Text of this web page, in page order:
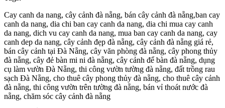
Cay canh da nang, cây cảnh đà nẵng, bán cây cảnh đà nẵng,ban cay
canh da nang, dia chi ban cay canh da nang, dia chi mua cay canh
da nang, dich vu cay canh da nang, mua ban cay canh da nang, cay
canh dep da nang, cây cảnh đẹp đà nẵng, cây cảnh đà nẵng giá rẻ,
bán cây cảnh tại Đà Nẵng, cây văn phòng đà nẵng, cây phong thủy
đà nẵng, cây đẻ bàn mi ni đà nẵng, cây cảnh để bàn đà nẵng, dụng
cụ làm vườn Đà Nẵng, thi công vườn tường đà nẵng, đất trồng rau
sạch Đà Nẵng, cho thuê cây phong thủy đà nẵng, cho thuê cây cảnh
đà nẵng, thi công vườn trên tường đà nẵng, bán vỉ thoát nước đà
nẵng, chăm sóc cây cảnh đà nẵng